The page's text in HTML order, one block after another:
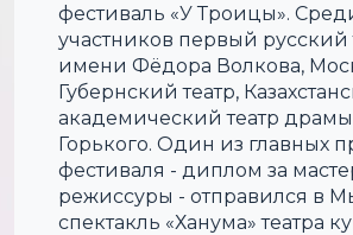
фестиваль «У Троицы».
участников первый русский
имени Фёдора Волкова,
Губернский театр,
академический театр
Горького. Один из главных
фестиваля - диплом за
режиссуры - отправился в
спектакль «Ханума» театра